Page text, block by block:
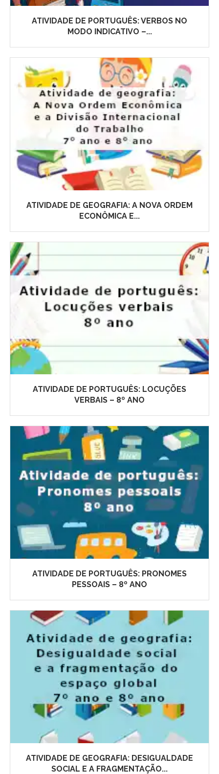
ATIVIDADE DE PORTUGUÊS: VERBOS NO
MODO INDICATIVO –...
ATIVIDADE DE GEOGRAFIA: A NOVA ORDEM
ECONÔMICA E...
ATIVIDADE DE PORTUGUÊS: LOCUÇÕES
VERBAIS – 8º ANO
ATIVIDADE DE PORTUGUÊS: PRONOMES
PESSOAIS – 8º ANO
ATIVIDADE DE GEOGRAFIA: DESIGUALDADE
SOCIAL E A FRAGMENTAÇÃO...